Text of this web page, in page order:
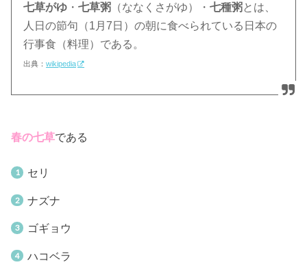
七草がゆ ・七草粥 （ななくさがゆ）・七種粥とは、
人日の節句（1月7日）の朝に食べられている日本の
行事食（料理）である。
出典：wikipedia
春の七草である
セリ
ナズナ
ゴギョウ
ハコベラ